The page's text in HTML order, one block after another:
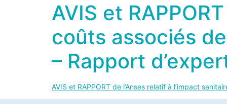
AVIS et
coûts associés
– Rapport
AVIS et RAPPORT de l’Anses relatif à l’impact